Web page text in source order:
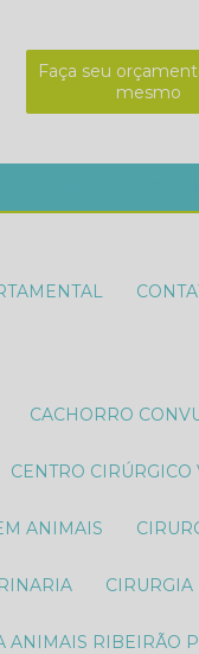
Faça seu
mesmo
CACHORRO
CENTRO
ANIMAIS
ANIMAIS RIBEIRÃO